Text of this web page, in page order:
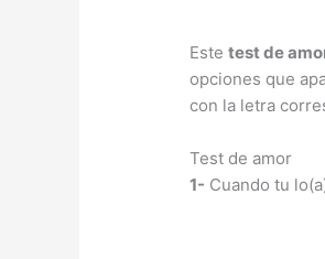
Estetest de
opciones que
con la letra
Test de amor
1- Cuando tu